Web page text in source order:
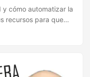
y cómo automatizar la
recursos para que
principio y proteger
Nombre CPE para un